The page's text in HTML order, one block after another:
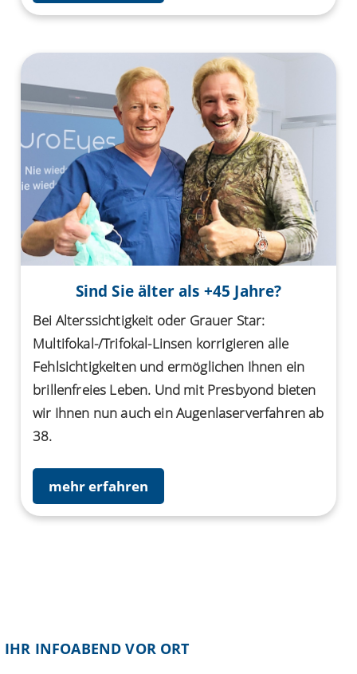
Sind Sie älter als +45 Jahre?
Bei Alterssichtigkeit oder Grauer Star:
Multifokal-/Trifokal-Linsen korrigieren alle
Fehlsichtigkeiten und ermöglichen Ihnen ein
brillenfreies Leben. Und mit Presbyond bieten
wir Ihnen nun auch ein Augenlaserverfahren ab
38.
mehr erfahren
IHR INFOABEND VOR ORT